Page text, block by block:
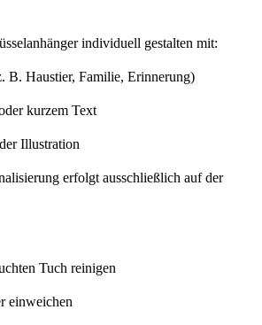
individuell gestalten mit:
B. Haustier, Familie, Erinnerung)
kurzem Text
Illustration
erfolgt ausschließlich auf der
Tuch reinigen
einweichen